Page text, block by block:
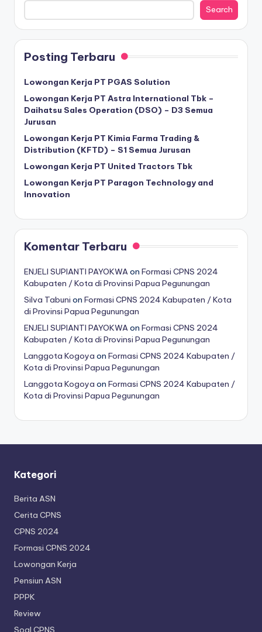
Search
Posting Terbaru
Lowongan Kerja PT PGAS Solution
Lowongan Kerja PT Astra International Tbk –
Daihatsu Sales Operation (DSO) – D3 Semua
Jurusan
Lowongan Kerja PT Kimia Farma Trading &
Distribution (KFTD) – S1 Semua Jurusan
Lowongan Kerja PT United Tractors Tbk
Lowongan Kerja PT Paragon Technology and
Innovation
Komentar Terbaru
ENJELI SUPIANTI PAYOKWA on Formasi CPNS 2024
Kabupaten / Kota di Provinsi Papua Pegunungan
Silva Tabuni on Formasi CPNS 2024 Kabupaten / Kota
di Provinsi Papua Pegunungan
ENJELI SUPIANTI PAYOKWA on Formasi CPNS 2024
Kabupaten / Kota di Provinsi Papua Pegunungan
Langgota Kogoya on Formasi CPNS 2024 Kabupaten /
Kota di Provinsi Papua Pegunungan
Langgota Kogoya on Formasi CPNS 2024 Kabupaten /
Kota di Provinsi Papua Pegunungan
Kategori
Berita ASN
Cerita CPNS
CPNS 2024
Formasi CPNS 2024
Lowongan Kerja
Pensiun ASN
PPPK
Review
Soal CPNS